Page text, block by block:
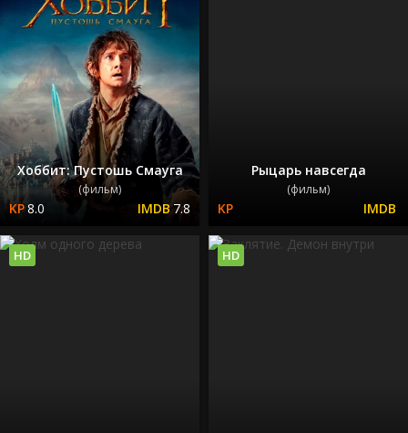
Хоббит: Пустошь Смауга
(фильм)
8.0 7.8
Рыцарь навсегда
(фильм)
HD HD